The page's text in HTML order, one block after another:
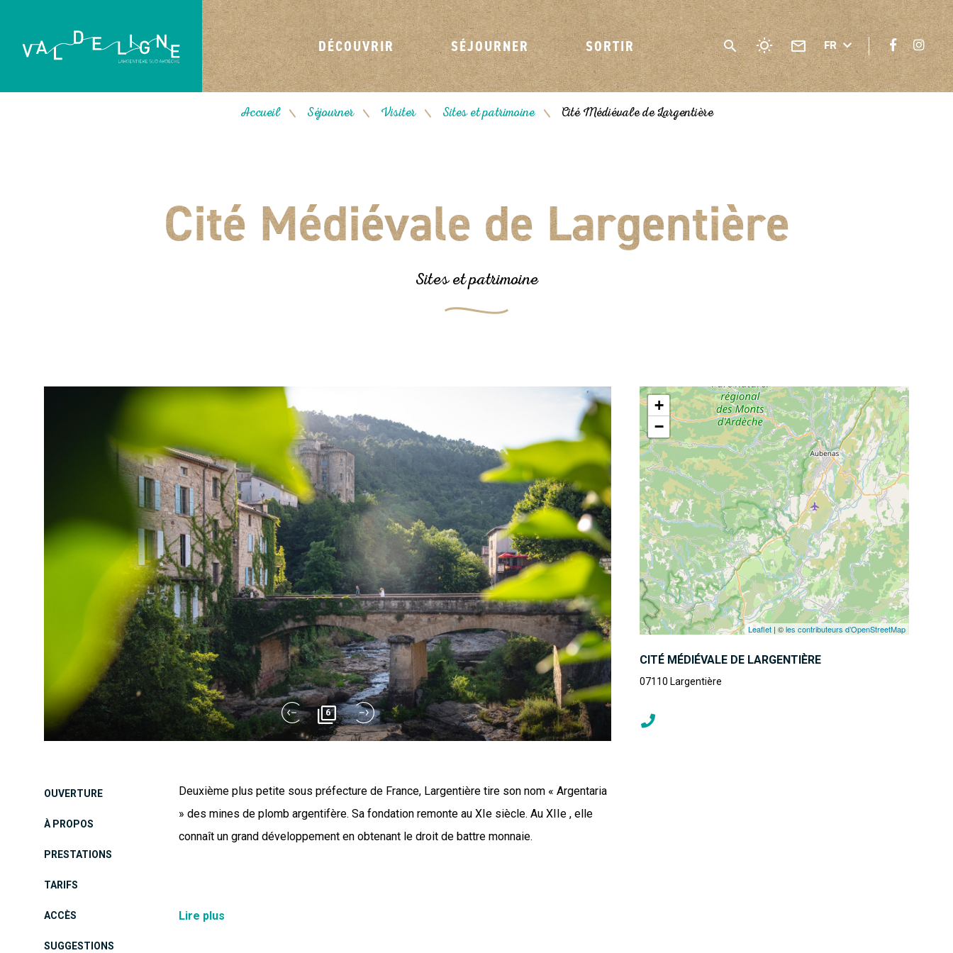
DÉCOUVRIR SÉJOURNER SORTIR FR
Accueil / Séjourner / Visiter / Sites et patrimoine / Cité Médiévale de Largentière
Cité Médiévale de Largentière
Sites et patrimoine
6
OUVERTURE
À PROPOS
PRESTATIONS
TARIFS
ACCÈS
SUGGESTIONS
Deuxième plus petite sous préfecture de France, Largentière tire son nom « Argentaria
» des mines de plomb argentifère. Sa fondation remonte au XIe siècle. Au XIIe , elle
connaît un grand développement en obtenant le droit de battre monnaie.
La fondation de Largentière remonte au 11e siècle, les suzerains et premiers
Lire plus
+
−
Leaflet | ©les contributeurs d’OpenStreetMap
CITÉ MÉDIÉVALE DE LARGENTIÈRE
07110 Largentière